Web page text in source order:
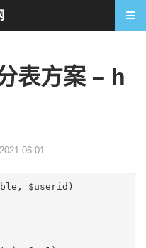
表方案 – h
06-01
$userid)